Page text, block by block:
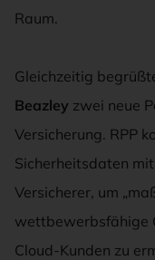
Raum.
Gleichzeitig
Beazley zwei neue
Versicherung. RPP
Sicherheitsdaten
Versicherer, um
wettbewerbsfähige
Cloud-Kunden zu